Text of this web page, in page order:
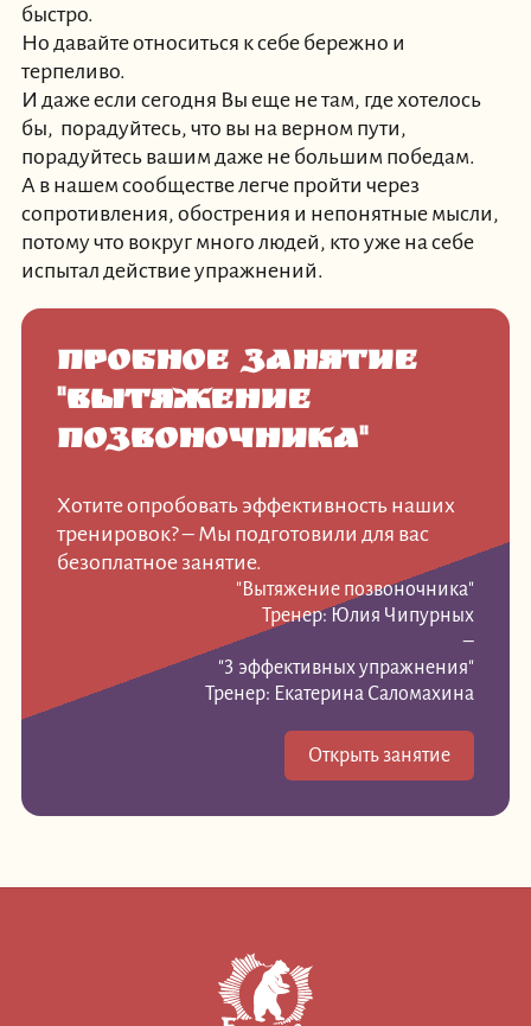
быстро.
Но давайте относиться к себе бережно и
терпеливо.
И даже если сегодня Вы еще не там, где хотелось
бы, порадуйтесь, что вы на верном пути,
порадуйтесь вашим даже не большим победам.
А в нашем сообществе легче пройти через
сопротивления, обострения и непонятные мысли,
потому что вокруг много людей, кто уже на себе
испытал действие упражнений.
Пробное занятие
"Вытяжение
позвоночника"
Хотите опробовать эффективность наших
тренировок? – Мы подготовили для вас
безоплатное занятие.
"Вытяжение позвоночника"
Тренер: Юлия Чипурных
–
"3 эффективных упражнения"
Тренер: Екатерина Саломахина
Открыть занятие